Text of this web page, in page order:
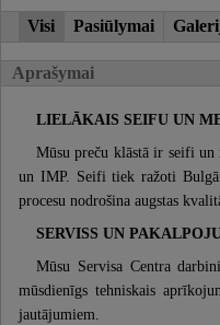
Visi Pasiūlymai
Aprašymai
LIELĀKAIS SEIFU UN
Mūsu preču klāstā ir seifi un
un IMP. Seifi tiek ražoti
procesu nodrošina augstas
SERVISS UN
Mūsu Servisa Centra
mūsdienīgs tehniskais
jautājumiem.